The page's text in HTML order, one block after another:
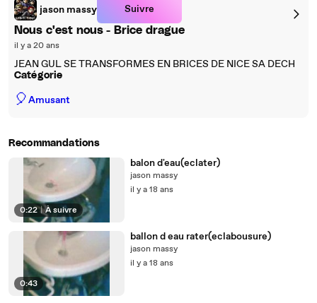
jason massy Suivre
Nous c'est nous - Brice drague
il y a 20 ans
JEAN GUL SE TRANSFORMES EN BRICES DE NICE SA DECH
Catégorie
🎈Amusant
Recommandations
0:22 | À suivre
balon d'eau(eclater)
jason massy
il y a 18 ans
0:43
ballon d eau rater(eclabousure)
jason massy
il y a 18 ans